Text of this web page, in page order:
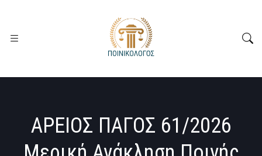
ΑΡΕΙΟΣ ΠΑΓΟΣ 61/2026